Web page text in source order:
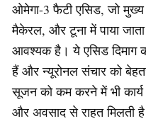
ओमेगा-3 फैटी एसिड, जो
मैकेरल, और टूना में पाया
आवश्यक है। ये एसिड दिमाग
हैं और न्यूरोनल संचार को
सूजन को कम करने में भी
और अवसाद से राहत मिलती